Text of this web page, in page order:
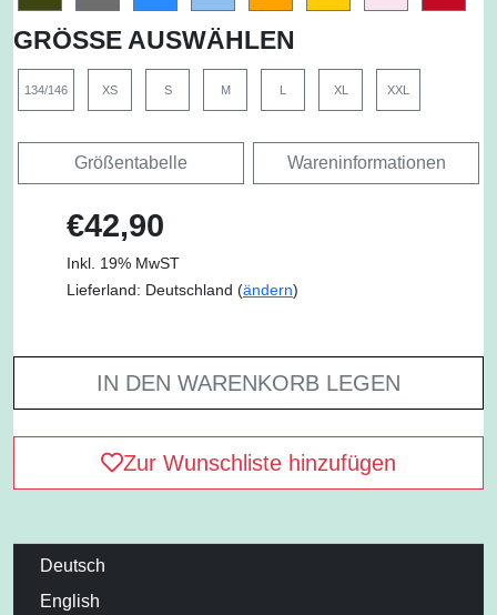
GRÖSSE AUSWÄHLEN
134/146 XS S M L XL XXL
Größentabelle Wareninformationen
€42,90
Inkl. 19% MwST
Lieferland: Deutschland (ändern)
IN DEN WARENKORB LEGEN
Zur Wunschliste hinzufügen
Deutsch
English